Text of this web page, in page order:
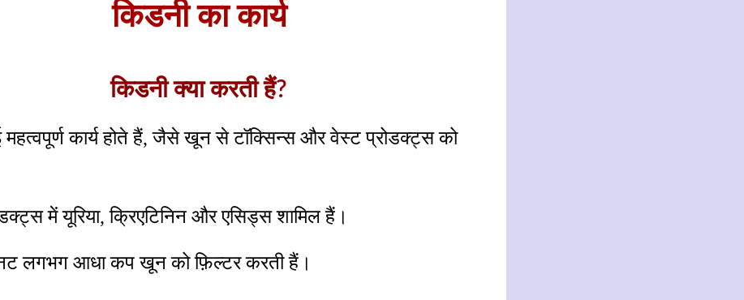
किडनी का कार्य
किडनी क्या करती हैं?
कार्य होते हैं, जैसे खून से टॉक्सिन्स और वेस्ट प्रोडक्ट्स को
में यूरिया, क्रिएटिनिन और एसिड्स शामिल हैं।
लगभग आधा कप खून को फ़िल्टर करती हैं।